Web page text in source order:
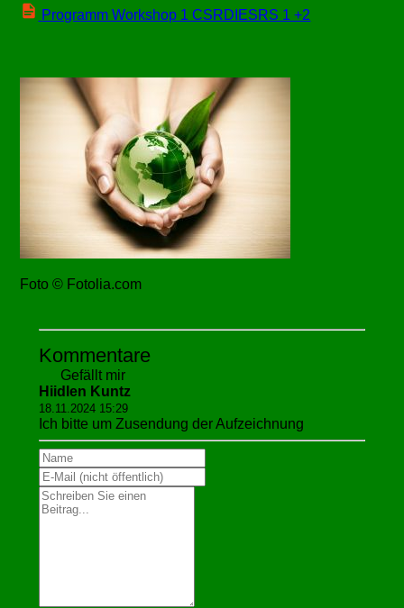
Programm Workshop 1 CSRDIESRS 1 +2
Foto © Fotolia.com
Kommentare
Gefällt mir
Hiidlen Kuntz
18.11.2024 15:29
Ich bitte um Zusendung der Aufzeichnung